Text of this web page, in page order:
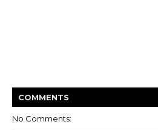
COMMENTS
No Comments: